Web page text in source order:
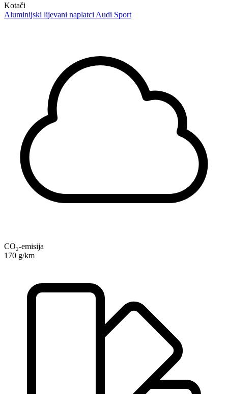
Kotači
Aluminijski lijevani naplatci Audi Sport
CO₂-emisija
170 g/km